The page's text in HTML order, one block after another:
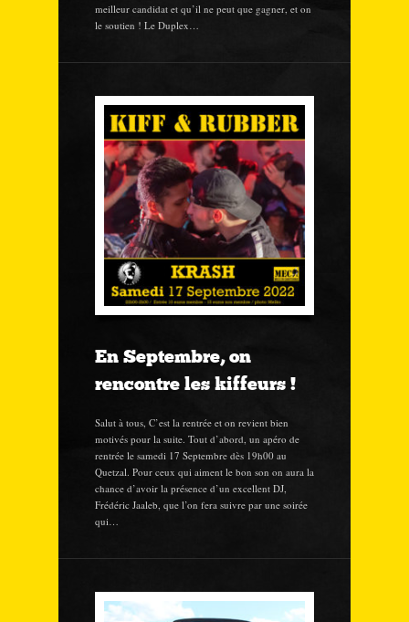
meilleur candidat et qu’il ne peut que gagner, et on
le soutien ! Le Duplex…
En Septembre, on
rencontre les kiffeurs !
Salut à tous, C’est la rentrée et on revient bien
motivés pour la suite. Tout d’abord, un apéro de
rentrée le samedi 17 Septembre dès 19h00 au
Quetzal. Pour ceux qui aiment le bon son on aura la
chance d’avoir la présence d’un excellent DJ,
Frédéric Jaaleb, que l’on fera suivre par une soirée
qui…